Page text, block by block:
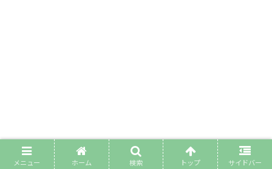
メニュー ホーム 検索 トップ サイドバー